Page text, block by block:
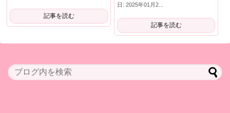
記事を読む
日: 2025年01月2...
記事を読む